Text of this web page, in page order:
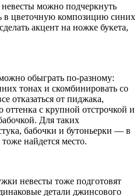
невесты можно подчеркнуть
в цветочную композицию синих
акцент на ножке букета,
обыграть по-разному:
тонах и скомбинировать со
отказаться от пиджака,
с крупной отстрочкой и
Для таких
бабочки и бутоньерки — в
найдется место.
невесты тоже подготовят
детали джинсового